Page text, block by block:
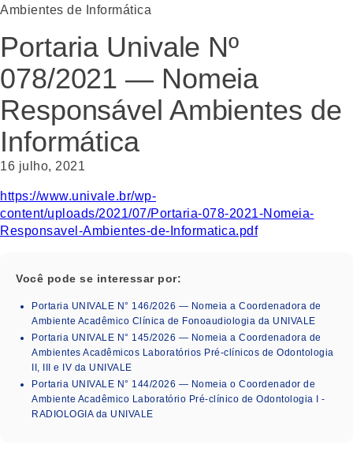
Ambientes de Informática
Portaria Univale Nº
078/2021 — Nomeia
Responsável Ambientes de
Informática
16 julho, 2021
https://www.univale.br/wp-
content/uploads/2021/07/Portaria-078-2021-Nomeia-
Responsavel-Ambientes-de-Informatica.pdf
Você pode se interessar por:
Portaria UNIVALE N° 146/2026 — Nomeia a Coordenadora de
Ambiente Acadêmico Clínica de Fonoaudiologia da UNIVALE
Portaria UNIVALE N° 145/2026 — Nomeia a Coordenadora de
Ambientes Acadêmicos Laboratórios Pré-clínicos de Odontologia
II, III e IV da UNIVALE
Portaria UNIVALE N° 144/2026 — Nomeia o Coordenador de
Ambiente Acadêmico Laboratório Pré-clínico de Odontologia I -
RADIOLOGIA da UNIVALE